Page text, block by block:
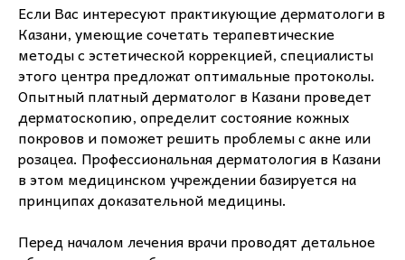
Если Вас интересуют практикующие дерматологи в
Казани, умеющие сочетать терапевтические
методы с эстетической коррекцией, специалисты
этого центра предложат оптимальные протоколы.
Опытный платный дерматолог в Казани проведет
дерматоскопию, определит состояние кожных
покровов и поможет решить проблемы с акне или
розацеа. Профессиональная дерматология в Казани
в этом медицинском учреждении базируется на
принципах доказательной медицины.
Перед началом лечения врачи проводят детальное